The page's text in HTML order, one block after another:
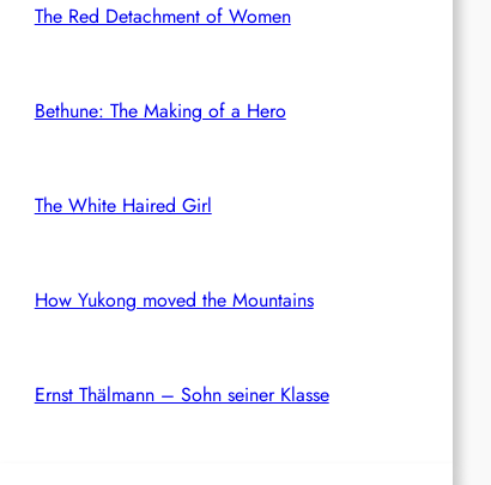
The Red Detachment of Women
Bethune: The Making of a Hero
The White Haired Girl
How Yukong moved the Mountains
Ernst Thälmann – Sohn seiner Klasse